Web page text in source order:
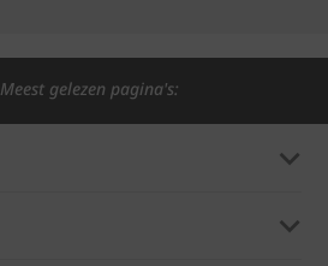
Meest gelezen pagina's: